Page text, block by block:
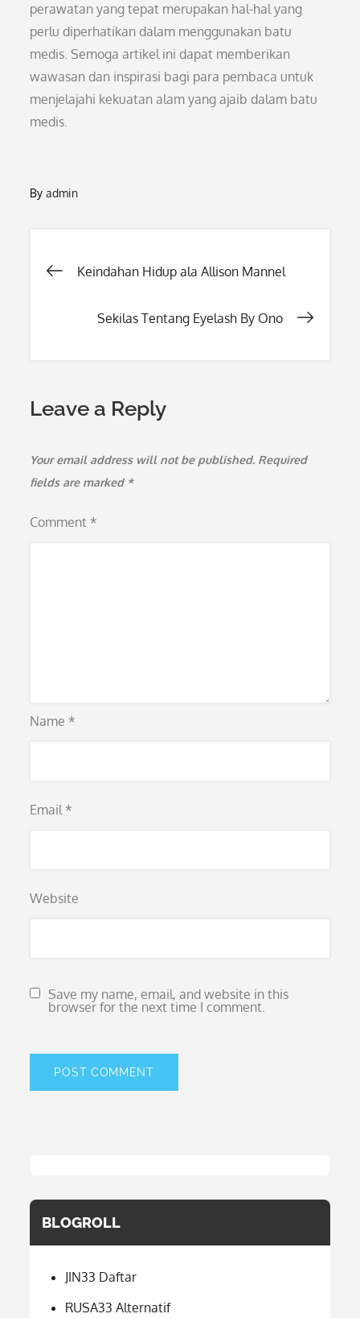
perawatan yang tepat merupakan hal-hal yang
perlu diperhatikan dalam menggunakan batu
medis. Semoga artikel ini dapat memberikan
wawasan dan inspirasi bagi para pembaca untuk
menjelajahi kekuatan alam yang ajaib dalam batu
medis.
Byadmin
Post
navigation
Keindahan Hidup ala Allison Mannel
Sekilas Tentang Eyelash By Ono
Leave a Reply
Your email address will not be published. Required
fields are marked *
Comment *
Name *
Email *
Website
Save my name, email, and website in this
browser for the next time I comment.
BLOGROLL
JIN33 Daftar
RUSA33 Alternatif